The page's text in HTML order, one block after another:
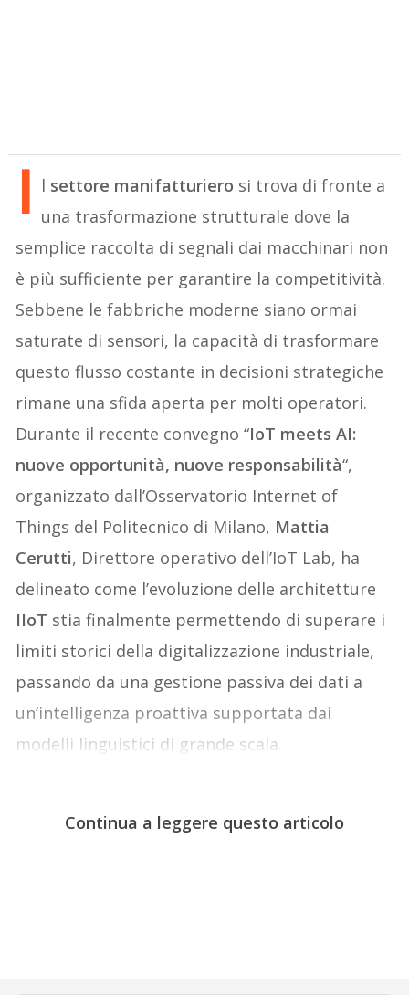
I l settore manifatturiero si trova di fronte a
una trasformazione strutturale dove la
semplice raccolta di segnali dai macchinari non
è più sufficiente per garantire la competitività.
Sebbene le fabbriche moderne siano ormai
saturate di sensori, la capacità di trasformare
questo flusso costante in decisioni strategiche
rimane una sfida aperta per molti operatori.
Durante il recente convegno “IoT meets AI:
nuove opportunità, nuove responsabilità“,
organizzato dall’Osservatorio Internet of
Things del Politecnico di Milano, Mattia
Cerutti, Direttore operativo dell’IoT Lab, ha
delineato come l’evoluzione delle architetture
IIoT stia finalmente permettendo di superare i
limiti storici della digitalizzazione industriale,
passando da una gestione passiva dei dati a
un’intelligenza proattiva supportata dai
modelli linguistici di grande scala.
Continua a leggere questo articolo